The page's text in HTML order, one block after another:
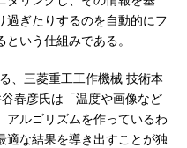
過ぎたりするのを自動的にフ
いう仕組みである。
、三菱重工工作機械 技術本
春彦氏は「温度や画像など
アルゴリズムを作っているわ
適な結果を導き出すことが独